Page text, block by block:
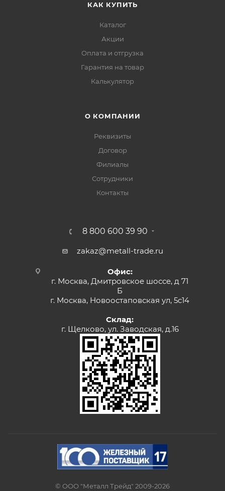
КАК КУПИТЬ
Каталог
Акции
Оплата и отгрузка
Гарантия на товар
Калькулятор
О КОМПАНИИ
Реквизиты
Договор
Филиалы
Сотрудники
Контакты
8 800 600 39 90
zakaz@metall-trade.ru
Офис:
г. Москва, Дмитровское шоссе, д 71
Б
г. Москва, Новоостаповская ул, 5с14
Склад:
г. Щелково, ул. Заводская, д.16
© ООО "Металл Трейд" 2009-2026